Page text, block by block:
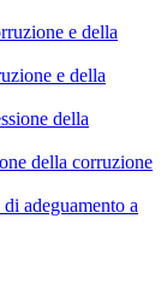
e della
e della
della
della corruzione
adeguamento a